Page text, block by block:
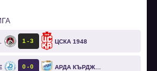
1 3 ЦСКА 1948
0 0 АРДА КЪРДЖАЛИ